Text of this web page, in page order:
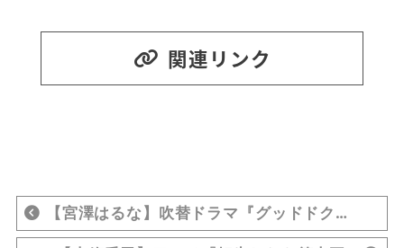
関連リンク
【宮澤はるな】吹替ドラマ『グッドドク…